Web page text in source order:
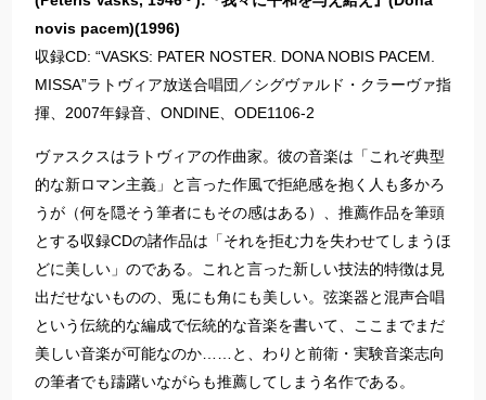
novis pacem)(1996)
収録CD: “VASKS: PATER NOSTER. DONA NOBIS PACEM.
MISSA”ラトヴィア放送合唱団／シグヴァルド・クラーヴァ指
揮、2007年録音、ONDINE、ODE1106-2
ヴァスクスはラトヴィアの作曲家。彼の音楽は「これぞ典型
的な新ロマン主義」と言った作風で拒絶感を抱く人も多かろ
うが（何を隠そう筆者にもその感はある）、推薦作品を筆頭
とする収録CDの諸作品は「それを拒む力を失わせてしまうほ
どに美しい」のである。これと言った新しい技法的特徴は見
出だせないものの、兎にも角にも美しい。弦楽器と混声合唱
という伝統的な編成で伝統的な音楽を書いて、ここまでまだ
美しい音楽が可能なのか……と、わりと前衛・実験音楽志向
の筆者でも躊躇いながらも推薦してしまう名作である。